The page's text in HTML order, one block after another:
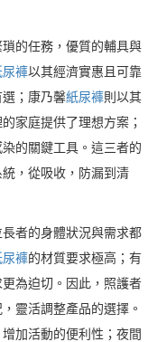
的任務，優質的輔具與
尿褲以其經濟實惠且可靠
；康乃馨紙尿褲則以其
家庭提供了理想方案；
的關鍵工具。這三者的
，從吸收，防漏到清
者的身體狀況與需求都
尿褲的材質要求極高；有
為迫切。因此，照護者
靈活調整產品的選擇。
加活動的便利性；夜間